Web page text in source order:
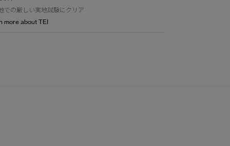
での厳しい実地試験にクリア
more about TEI